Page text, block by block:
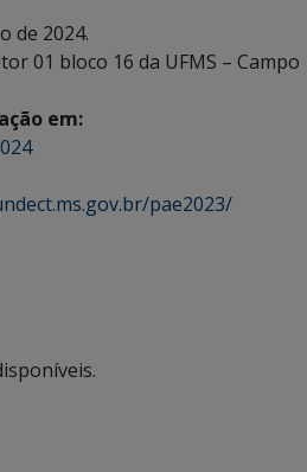
de 2024.
01 bloco 16 da UFMS – Campo
em:
pae2023/